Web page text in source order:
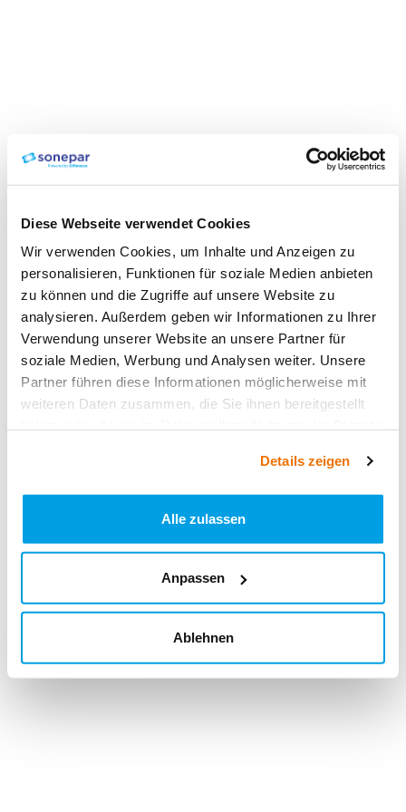
Diese Webseite verwendet Cookies
Wir verwenden Cookies, um Inhalte und Anzeigen zu
personalisieren, Funktionen für soziale Medien anbieten
zu können und die Zugriffe auf unsere Website zu
analysieren. Außerdem geben wir Informationen zu Ihrer
Verwendung unserer Website an unsere Partner für
soziale Medien, Werbung und Analysen weiter. Unsere
Partner führen diese Informationen möglicherweise mit
weiteren Daten zusammen, die Sie ihnen bereitgestellt
Details zeigen
Alle zulassen
Anpassen
Ablehnen